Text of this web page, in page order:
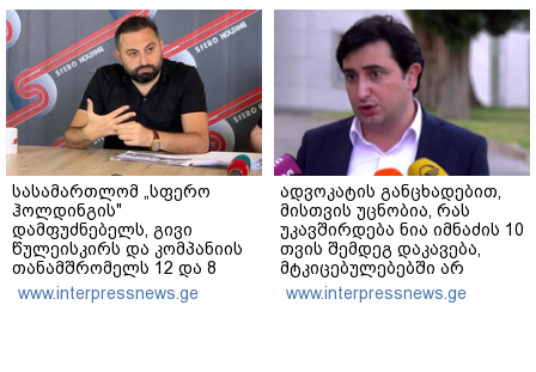
სასამართლომ „სფერო
ჰოლდინგის"
დამფუძნებელს, გივი
წულეისკირს და კომპანიის
თანამშრომელს 12 და 8
წლით თავისუფლების
აღკვეთა განუსაზღვრა -
www.interpressnews.ge
ადვოკატის განცხადებით,
მისთვის უცნობია, რას
უკავშირდება ნია იმნაძის 10
თვის შემდეგ დაკავება,
მტკიცებულებებში არ
ფიქსირდება „მეტადან“
გამოთხოვილი ინფორმაცია
www.interpressnews.ge